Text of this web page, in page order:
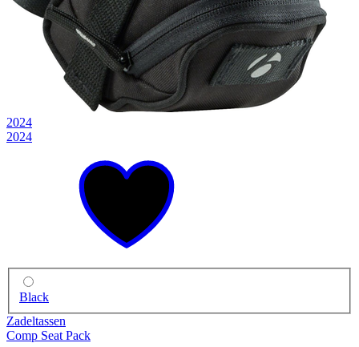
2024
2024
Black
Zadeltassen
Comp Seat Pack